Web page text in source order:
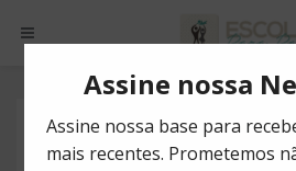
POSTS BY TAG
REGRAS